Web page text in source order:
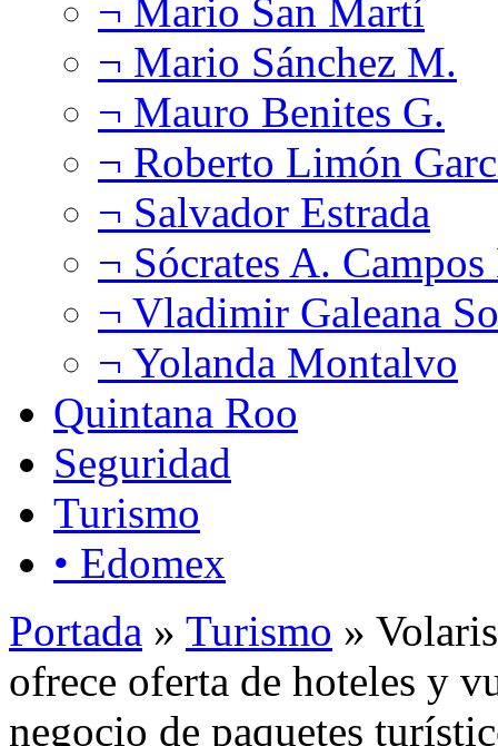
¬ Mario San Martí
¬ Mario Sánchez M.
¬ Mauro Benites G.
¬ Roberto Limón
¬ Salvador Estrada
¬ Sócrates A.
¬ Vladimir Galeana
¬ Yolanda Montalvo
Quintana Roo
Seguridad
Turismo
• Edomex
Portada » Turismo »
ofrece oferta de hoteles y
negocio de paquetes